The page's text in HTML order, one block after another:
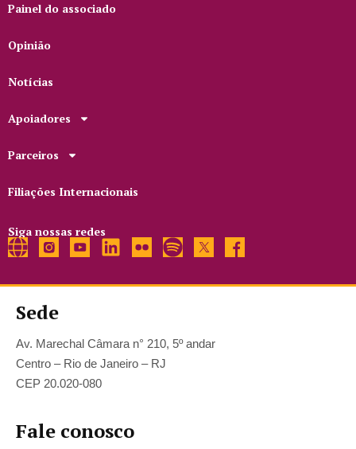
Painel do associado
Opinião
Notícias
Apoiadores
Parceiros
Filiações Internacionais
Siga nossas redes
Sede
Av. Marechal Câmara n° 210, 5º andar
Centro – Rio de Janeiro – RJ
CEP 20.020-080
Fale conosco